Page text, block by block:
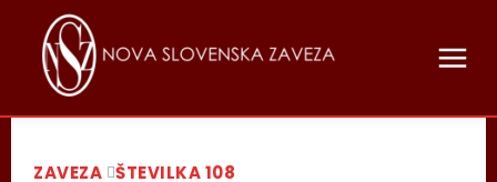
ZAVEZA ŠTEVILKA 108